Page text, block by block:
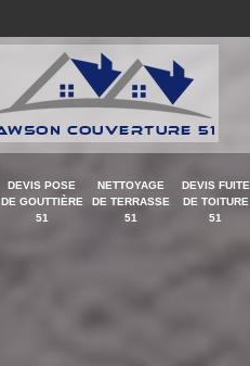
DEVIS POSE
DE GOUTTIÈRE
51
NETTOYAGE
DE TERRASSE
51
DEVIS FUITE
DE TOITURE
51